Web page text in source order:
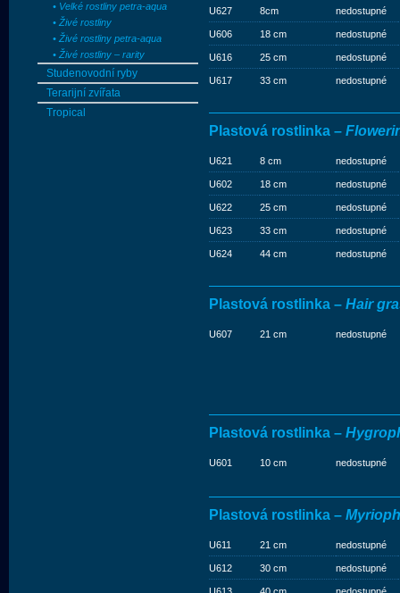
• Velké rostliny petra-aqua
• Živé rostliny
• Živé rostliny petra-aqua
• Živé rostliny – rarity
Studenovodní ryby
Terarijní zvířata
Tropical
U627 8cm nedostupné
U606 18 cm nedostupné
U616 25 cm nedostupné
U617 33 cm nedostupné
Plastová rostlinka –
U621 8 cm nedostupné
U602 18 cm nedostupné
U622 25 cm nedostupné
U623 33 cm nedostupné
U624 44 cm nedostupné
Plastová rostlinka – Hair
U607 21 cm nedostupné
Plastová rostlinka –
U601 10 cm nedostupné
Plastová rostlinka –
U611 21 cm nedostupné
U612 30 cm nedostupné